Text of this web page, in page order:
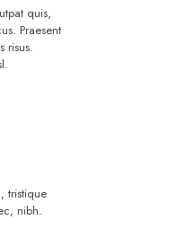
quis,
Praesent
risus.
tristique
nibh.